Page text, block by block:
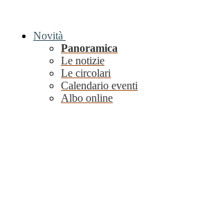
Novità
Panoramica
Le notizie
Le circolari
Calendario eventi
Albo online